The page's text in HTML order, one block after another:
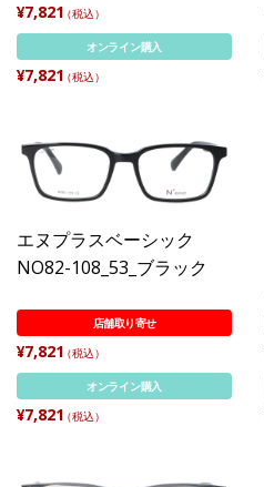
¥7,821 （税込）
オンライン購入
¥7,821 （税込）
エヌプラスベーシック
NO82-108_53_ブラック
店舗取り寄せ
¥7,821 （税込）
オンライン購入
¥7,821 （税込）